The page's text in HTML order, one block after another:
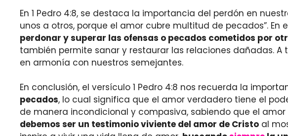
En 1 Pedro 4:8, se destaca la importancia del perdón en
unos a otros, porque el amor cubre multitud de pecados”. En
perdonar y superar las ofensas o pecados cometidos por
también permite sanar y restaurar las relaciones dañadas.
en armonía con nuestros semejantes.
En conclusión, el versículo 1 Pedro 4:8 nos recuerda la
pecados, lo cual significa que el amor verdadero tiene el
de manera incondicional y compasiva, sabiendo que el
debemos ser un testimonio viviente del amor de Cristo al